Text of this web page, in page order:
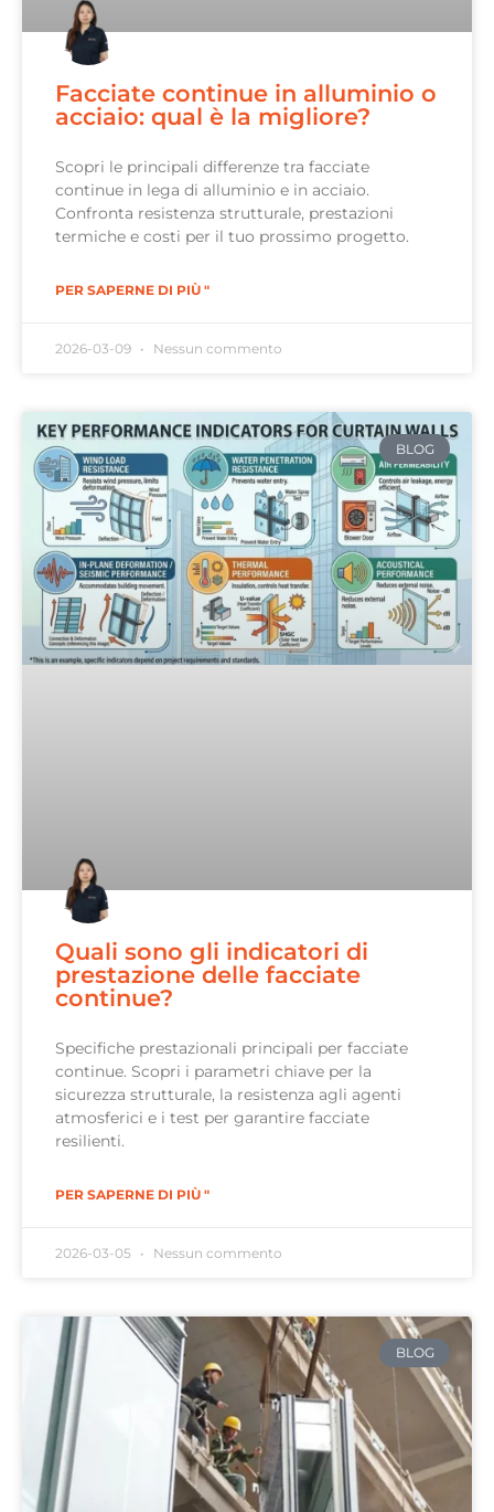
Facciate continue in alluminio o
acciaio: qual è la migliore?
Scopri le principali differenze tra facciate
continue in lega di alluminio e in acciaio.
Confronta resistenza strutturale, prestazioni
termiche e costi per il tuo prossimo progetto.
PER SAPERNE DI PIÙ "
2026-03-09 Nessun commento
BLOG
Quali sono gli indicatori di
prestazione delle facciate
continue?
Specifiche prestazionali principali per facciate
continue. Scopri i parametri chiave per la
sicurezza strutturale, la resistenza agli agenti
atmosferici e i test per garantire facciate
resilienti.
PER SAPERNE DI PIÙ "
2026-03-05 Nessun commento
BLOG